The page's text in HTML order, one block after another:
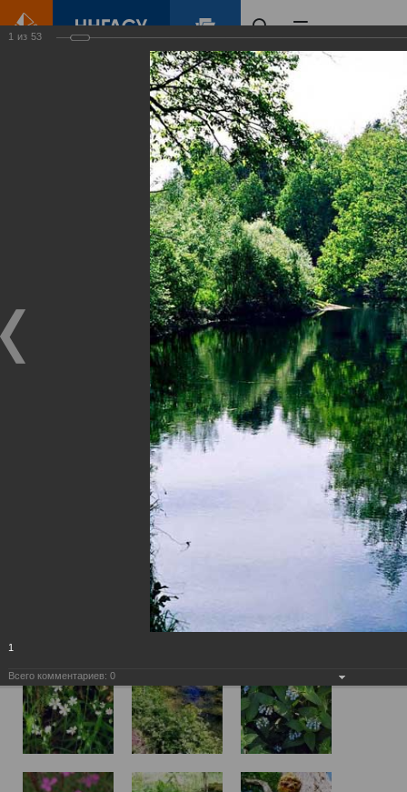
Зеленый Город
Виртуальные
выставки
(фотоальбомы)
1 из 53
1
Всего комментариев: 0